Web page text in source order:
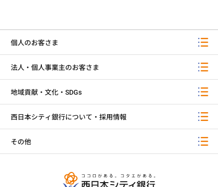
個人のお客さま
法人・個人事業主のお客さま
地域貢献・文化・SDGs
西日本シティ銀行について・採用情報
その他